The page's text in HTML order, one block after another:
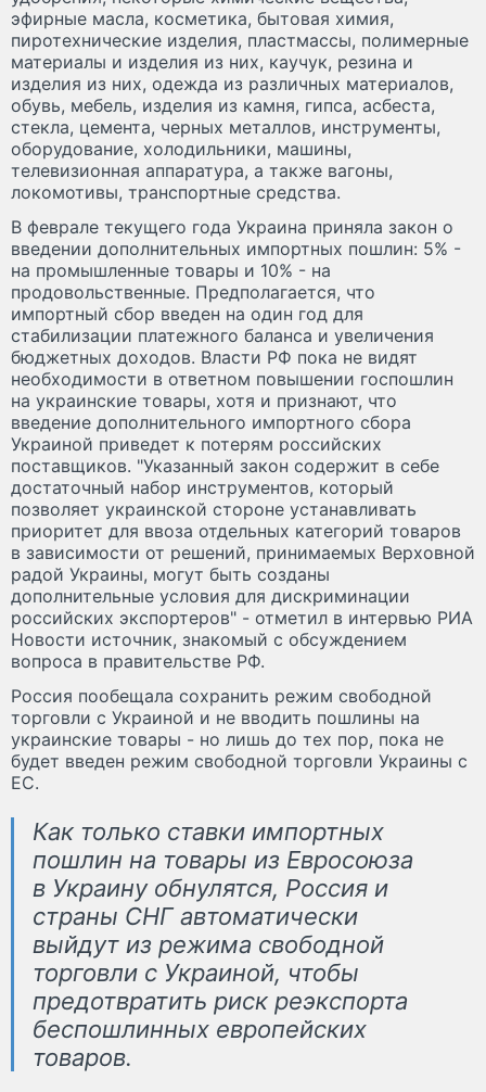
эфирные масла, косметика, бытовая химия,
пиротехнические изделия, пластмассы, полимерные
материалы и изделия из них, каучук, резина и
изделия из них, одежда из различных материалов,
обувь, мебель, изделия из камня, гипса, асбеста,
стекла, цемента, черных металлов, инструменты,
оборудование, холодильники, машины,
телевизионная аппаратура, а также вагоны,
локомотивы, транспортные средства.
В феврале текущего года Украина приняла закон о
введении дополнительных импортных пошлин: 5% -
на промышленные товары и 10% - на
продовольственные. Предполагается, что
импортный сбор введен на один год для
стабилизации платежного баланса и увеличения
бюджетных доходов. Власти РФ пока не видят
необходимости в ответном повышении госпошлин
на украинские товары, хотя и признают, что
введение дополнительного импортного сбора
Украиной приведет к потерям российских
поставщиков. "Указанный закон содержит в себе
достаточный набор инструментов, который
позволяет украинской стороне устанавливать
приоритет для ввоза отдельных категорий товаров
в зависимости от решений, принимаемых Верховной
радой Украины, могут быть созданы
дополнительные условия для дискриминации
российских экспортеров" - отметил в интервью РИА
Новости источник, знакомый с обсуждением
вопроса в правительстве РФ.
Россия пообещала сохранить режим свободной
торговли с Украиной и не вводить пошлины на
украинские товары - но лишь до тех пор, пока не
будет введен режим свободной торговли Украины с
ЕС.
Как только ставки импортных
пошлин на товары из Евросоюза
в Украину обнулятся, Россия и
страны СНГ автоматически
выйдут из режима свободной
торговли с Украиной, чтобы
предотвратить риск реэкспорта
беспошлинных европейских
товаров.